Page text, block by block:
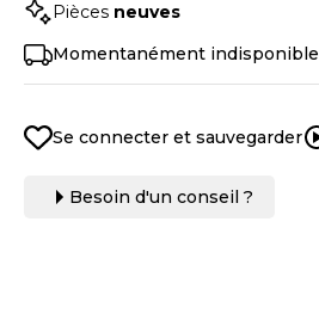
Pièces neuves
Momentanément indisponible
Se connecter et sauvegarder
Besoin d'un conseil ?